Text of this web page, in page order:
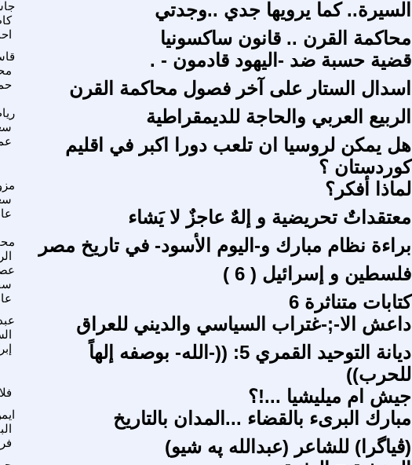
السيرة.. كما يرويها جدي ..وجدتي
محاكمة القرن .. قانون ساكسونيا
قضية حسبة ضد -اليهود قادمون - .
اسدال الستار على آخر فصول محاكمة القرن
الربيع العربي والحاجة للديمقراطية
هل يمكن لروسيا ان تلعب دورا اكبر في اقليم
كوردستان ؟
لماذا أفكر؟
معتقداتٌ تحريضية و إلهٌ عاجزٌ لا يَشاء
براءة نظام مبارك و-اليوم الأسود- في تاريخ مصر
فلسطين و إسرائيل ( 6 )
كتابات متناثرة 6
داعش اﻻ-;-غتراب السياسي والديني للعراق
ديانة التوحيد القمري 5: ((-الله- بوصفه إلهاً
للحرب))
جيش ام ميليشيا ...!؟
مبارك البرىء بالقضاء ...المدان بالتاريخ
(ڤياگرا) للشاعر (عبدالله په شيو)